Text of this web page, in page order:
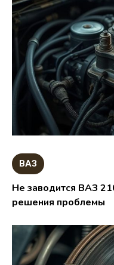
ВАЗ
Не заводится ВАЗ
решения проблемы